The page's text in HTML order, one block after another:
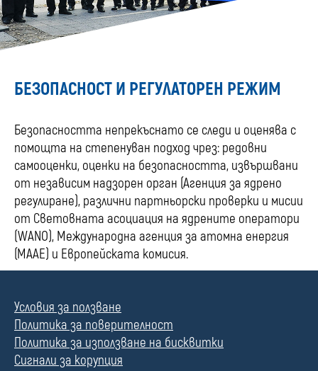
БЕЗОПАСНОСТ И РЕГУЛАТОРЕН РЕЖИМ
Безопасността непрекъснато се следи и оценява с
помощта на степенуван подход чрез: редовни
самооценки, оценки на безопасността, извършвани
от независим надзорен орган (Агенция за ядрено
регулиране), различни партньорски проверки и мисии
от Световната асоциация на ядрените оператори
(WANO), Международна агенция за атомна енергия
(МААЕ) и Европейската комисия.
Условия за ползване
Политика за поверителност
Политика за използване на бисквитки
Сигнали за корупция